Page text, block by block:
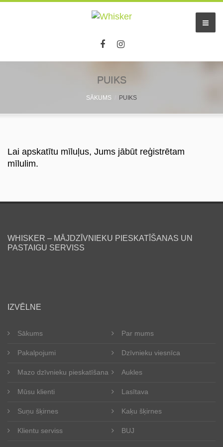
PUIKS
SĀKUMS PUIKS
Lai apskatītu mīluļus, Jums jābūt reģistrētam
mīlulim.
WHISKER – MĀJDZĪVNIEKU PIESKATĪŠANAS UN
PASTAIGU SERVISS
IZVĒLNE
Sākums Par mums
Pakalpojumi Dzīvnieku viesnīca
Mazo dzīvnieku pieskatīšana Aukles
Mūsu klienti Lasītava
Suņu šķirnes Kaķu šķirnes
Klientu serviss BUJ